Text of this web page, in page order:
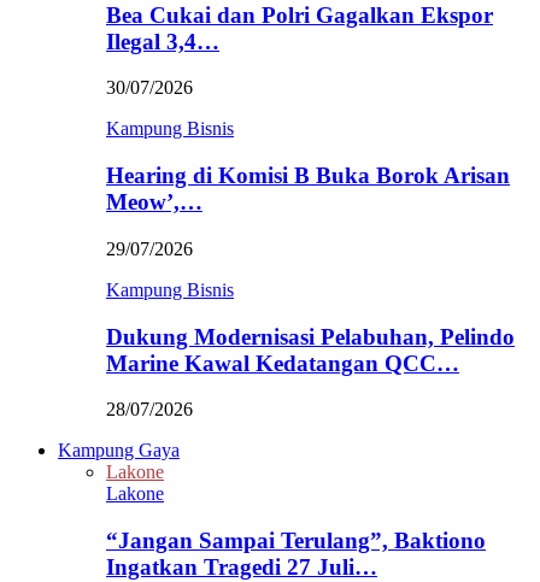
Bea Cukai dan Polri Gagalkan Ekspor
Ilegal 3,4…
30/07/2026
Kampung Bisnis
Hearing di Komisi B Buka Borok Arisan
Meow’,…
29/07/2026
Kampung Bisnis
Dukung Modernisasi Pelabuhan, Pelindo
Marine Kawal Kedatangan QCC…
28/07/2026
Kampung Gaya
Lakone
Lakone
“Jangan Sampai Terulang”, Baktiono
Ingatkan Tragedi 27 Juli…